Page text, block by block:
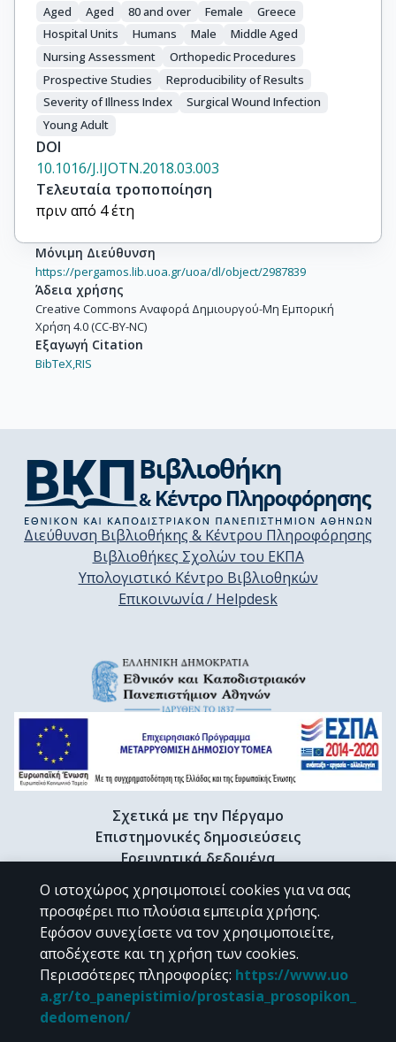
Aged
Aged 80 and over Female
Greece
Hospital Units
Humans Male
Middle Aged
Nursing Assessment
Orthopedic Procedures
Prospective Studies
Reproducibility of Results
Severity of Illness Index
Surgical Wound Infection
Young Adult
DOI
10.1016/J.IJOTN.2018.03.003
Τελευταία τροποποίηση
πριν από 4 έτη
Μόνιμη Διεύθυνση
https://pergamos.lib.uoa.gr/uoa/dl/object/2987839
Άδεια χρήσης
Creative Commons Αναφορά Δημιουργού-Μη Εμπορική
Χρήση 4.0 (CC-BY-NC)
Εξαγωγή Citation
BibTeX,RIS
Διεύθυνση Βιβλιοθήκης & Κέντρου Πληροφόρησης
Βιβλιοθήκες Σχολών του ΕΚΠΑ
Υπολογιστικό Κέντρο Βιβλιοθηκών
Επικοινωνία / Helpdesk
Σχετικά με την Πέργαμο
Επιστημονικές δημοσιεύσεις
Ερευνητικά δεδομένα
Διδακτορικές διατριβές & Γκρίζα βιβλιογραφία
Προφίλ Ερευνητή
CC BY-NC 4.0
Εκτός αν αναφέρεται διαφορετικά, το υλικό της "Περγάμου" διατίθεται
Ο ιστοχώρος χρησιμοποιεί cookies για να σας
προσφέρει πιο πλούσια εμπειρία χρήσης.
Εφόσον συνεχίσετε να τον χρησιμοποιείτε,
αποδέχεστε και τη χρήση των cookies.
Περισσότερες πληροφορίες: https://www.uo
a.gr/to_panepistimio/prostasia_prosopikon_
dedomenon/